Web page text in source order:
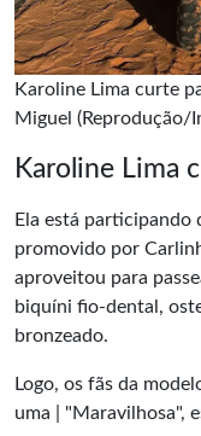
Karoline Lima curte
Miguel (Reprodução/
Karoline Lima
Ela está
promovido por
aproveitou para
biquíni fio-dental ,
bronzeado.
Logo, os fãs da
uma | "Maravilhosa",